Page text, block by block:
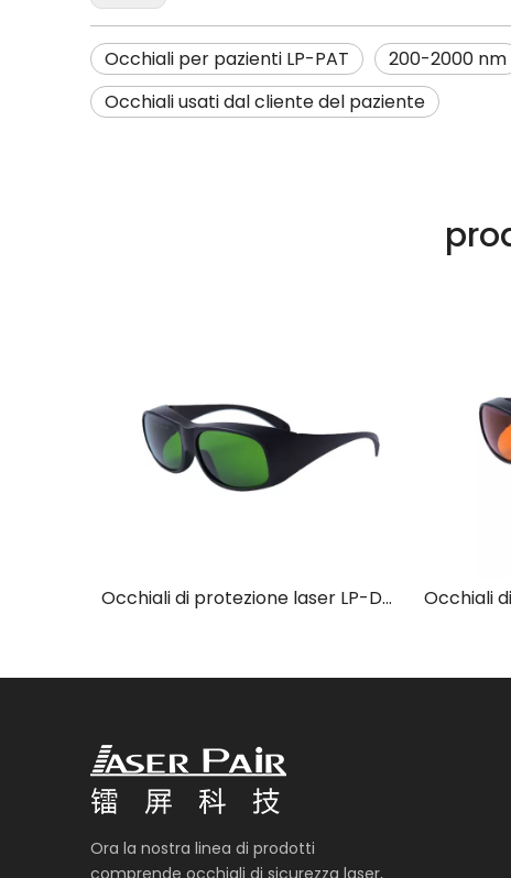
Occhiali per pazienti LP-PAT 200-2000 nm
Occhiali usati dal cliente del paziente
Occhiali di protezione laser LP-DTY con montatura 33 Occhiali di protezione laser LP-GHP-2 con montatura 33
Ora la nostra linea di prodotti
comprende occhiali di sicurezza laser,